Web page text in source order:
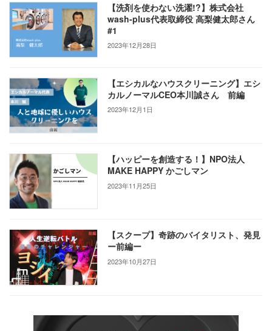
【洗剤を使わない洗濯!?】株式会社
wash-plus代表取締役 高梨健太郎さん
#1
2023年12月28日
【エシカルなハウスクリーニング】エシ
カルノーマルCEO本川誠さん 前編
2023年12月1日
【ハッピーを創造する！】NPO法人
MAKE HAPPY かごしマン
2023年11月25日
【スクープ】奇跡のバイタリスト、発見
ー前編ー
2023年10月27日